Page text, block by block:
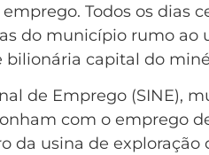
Todos os dias
do município rumo ao
bilionária capital do
de Emprego (SINE),
com o emprego
da usina de exploração